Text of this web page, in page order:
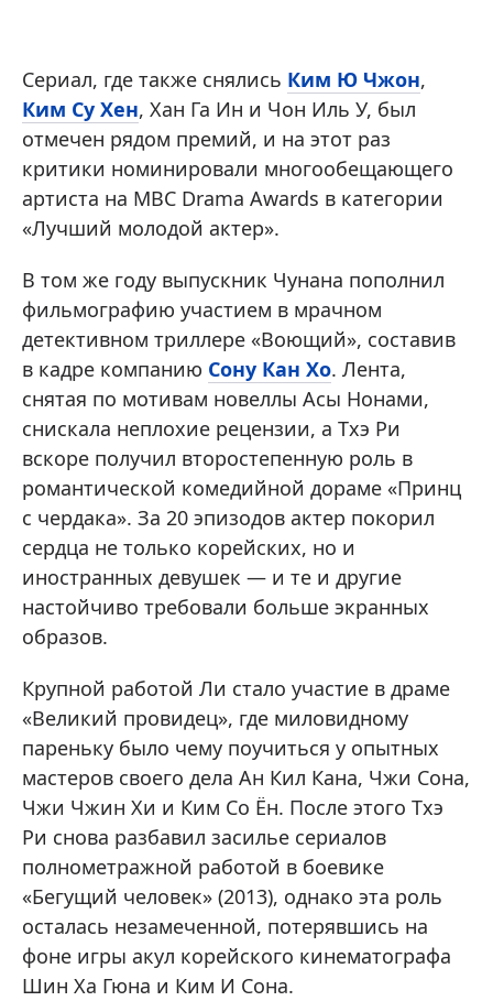
Сериал, где также снялись Ким Ю Чжон,
Ким Су Хен, Хан Га Ин и Чон Иль У, был
отмечен рядом премий, и на этот раз
критики номинировали многообещающего
артиста на MBC Drama Awards в категории
«Лучший молодой актер».
В том же году выпускник Чунана пополнил
фильмографию участием в мрачном
детективном триллере «Воющий», составив
в кадре компанию Сону Кан Хо. Лента,
снятая по мотивам новеллы Асы Нонами,
снискала неплохие рецензии, а Тхэ Ри
вскоре получил второстепенную роль в
романтической комедийной дораме «Принц
с чердака». За 20 эпизодов актер покорил
сердца не только корейских, но и
иностранных девушек — и те и другие
настойчиво требовали больше экранных
образов.
Крупной работой Ли стало участие в драме
«Великий провидец», где миловидному
пареньку было чему поучиться у опытных
мастеров своего дела Ан Кил Кана, Чжи Сона,
Чжи Чжин Хи и Ким Со Ён. После этого Тхэ
Ри снова разбавил засилье сериалов
полнометражной работой в боевике
«Бегущий человек» (2013), однако эта роль
осталась незамеченной, потерявшись на
фоне игры акул корейского кинематографа
Шин Ха Гюна и Ким И Сона.